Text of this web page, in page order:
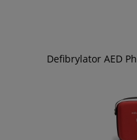
Defibrylator AED